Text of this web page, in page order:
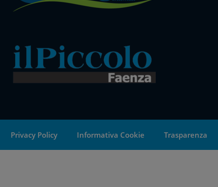
Privacy Policy Informativa Cookie Trasparenza